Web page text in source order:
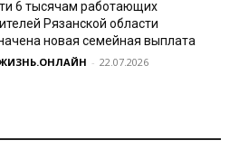
6 тысячам работающих
Рязанской области
новая семейная выплата
- 22.07.2026